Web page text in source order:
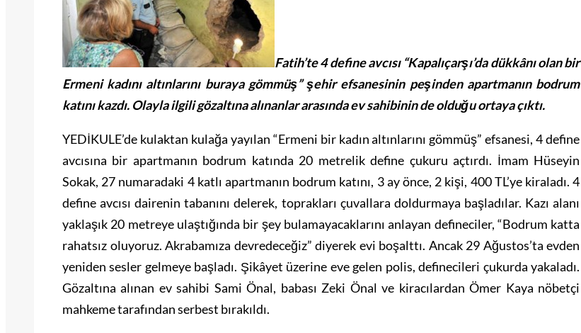
Fatih’te 4 define avcısı “Kapalıçarşı’da dükkânı olan bir
Ermeni kadını altınlarını buraya gömmüş” şehir efsanesinin peşinden apartmanın bodrum
katını kazdı. Olayla ilgili gözaltına alınanlar arasında ev sahibinin de olduğu ortaya çıktı.
YEDİKULE’de kulaktan kulağa yayılan “Ermeni bir kadın altınlarını gömmüş” efsanesi, 4 define
avcısına bir apartmanın bodrum katında 20 metrelik define çukuru açtırdı. İmam Hüseyin
Sokak, 27 numaradaki 4 katlı apartmanın bodrum katını, 3 ay önce, 2 kişi, 400 TL’ye kiraladı. 4
define avcısı dairenin tabanını delerek, toprakları çuvallara doldurmaya başladılar. Kazı alanı
yaklaşık 20 metreye ulaştığında bir şey bulamayacaklarını anlayan defineciler, “Bodrum katta
rahatsız oluyoruz. Akrabamıza devredeceğiz” diyerek evi boşalttı. Ancak 29 Ağustos’ta evden
yeniden sesler gelmeye başladı. Şikâyet üzerine eve gelen polis, definecileri çukurda yakaladı.
Gözaltına alınan ev sahibi Sami Önal, babası Zeki Önal ve kiracılardan Ömer Kaya nöbetçi
mahkeme tarafından serbest bırakıldı.